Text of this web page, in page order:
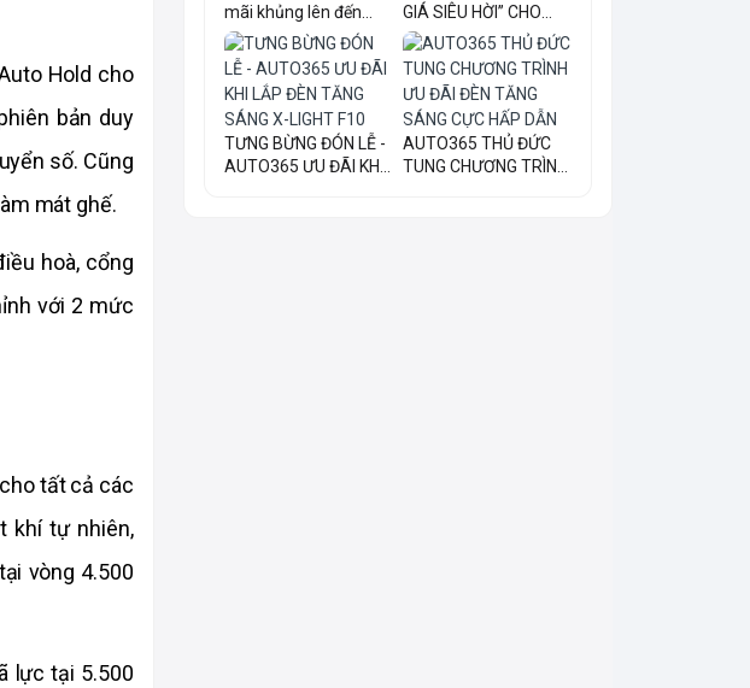
Hold cho
bản duy
số. Cũng
mát ghế.
hoà, cổng
với 2 mức
tất cả các
khí tự nhiên,
vòng 4.500
lực tại 5.500
mãi khủng lên đến
20...
GIÁ SIÊU HỜI” CHO
COM...
TƯNG BỪNG ĐÓN LỄ -
AUTO365 ƯU ĐÃI KHI
AUTO365 THỦ ĐỨC
TUNG CHƯƠNG TRÌNH